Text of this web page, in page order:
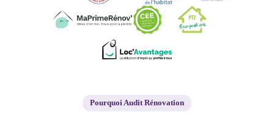
Pourquoi Audit Rénovation